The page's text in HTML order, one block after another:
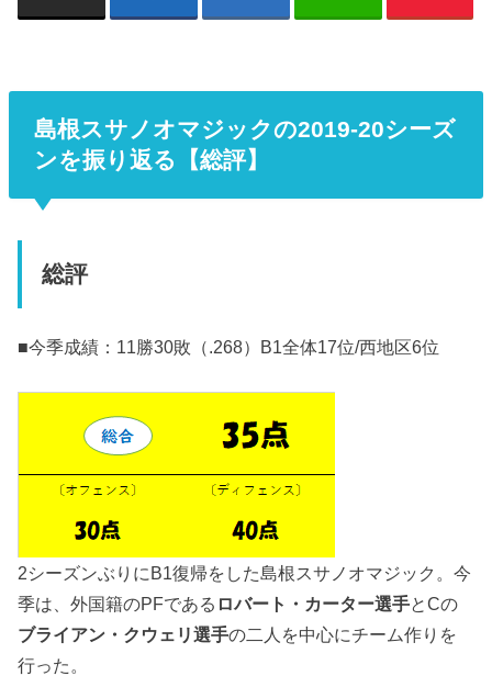
島根スサノオマジックの2019-20シーズ
ンを振り返る【総評】
総評
■今季成績：11勝30敗（.268）B1全体17位/西地区6位
2シーズンぶりにB1復帰をした島根スサノオマジック。今
季は、外国籍のPFである ロバート・カーター選手とCの
ブライアン・クウェリ選手の二人を中心にチーム作りを
行った。